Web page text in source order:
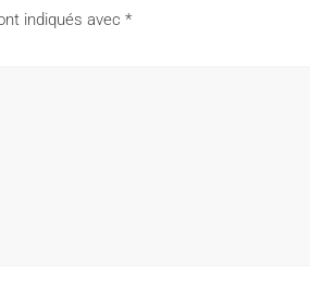
indiqués avec *